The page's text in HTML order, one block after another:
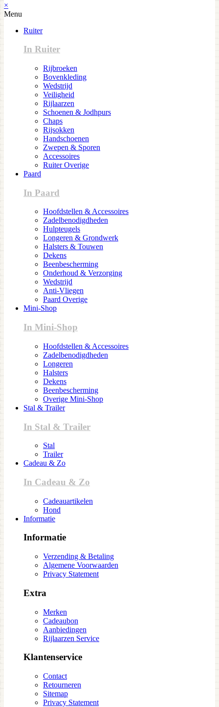
×
Menu
Ruiter
In Ruiter
Rijbroeken
Bovenkleding
Wedstrijd
Veiligheid
Rijlaarzen
Schoenen & Jodhpurs
Chaps
Rijsokken
Handschoenen
Zwepen & Sporen
Accessoires
Ruiter Overige
Paard
In Paard
Hoofdstellen & Accessoires
Zadelbenodigdheden
Hulpteugels
Longeren & Grondwerk
Halsters & Touwen
Dekens
Beenbescherming
Onderhoud & Verzorging
Wedstrijd
Anti-Vliegen
Paard Overige
Mini-Shop
In Mini-Shop
Hoofdstellen & Accessoires
Zadelbenodigdheden
Longeren
Halsters
Dekens
Beenbescherming
Overige Mini-Shop
Stal & Trailer
In Stal & Trailer
Stal
Trailer
Cadeau & Zo
In Cadeau & Zo
Cadeauartikelen
Hond
Informatie
Informatie
Verzending & Betaling
Algemene Voorwaarden
Privacy Statement
Extra
Merken
Cadeaubon
Aanbiedingen
Rijlaarzen Service
Klantenservice
Contact
Retourneren
Sitemap
Privacy Statement